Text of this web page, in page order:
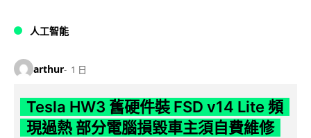
人工智能
arthur 1 日
Tesla HW3 舊硬件裝 FSD v14 Lite 頻
現過熱 部分電腦損毀車主須自費維修